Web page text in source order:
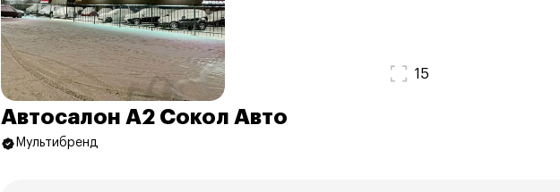
15
Автосалон А2 Сокол Авто
Мультибренд